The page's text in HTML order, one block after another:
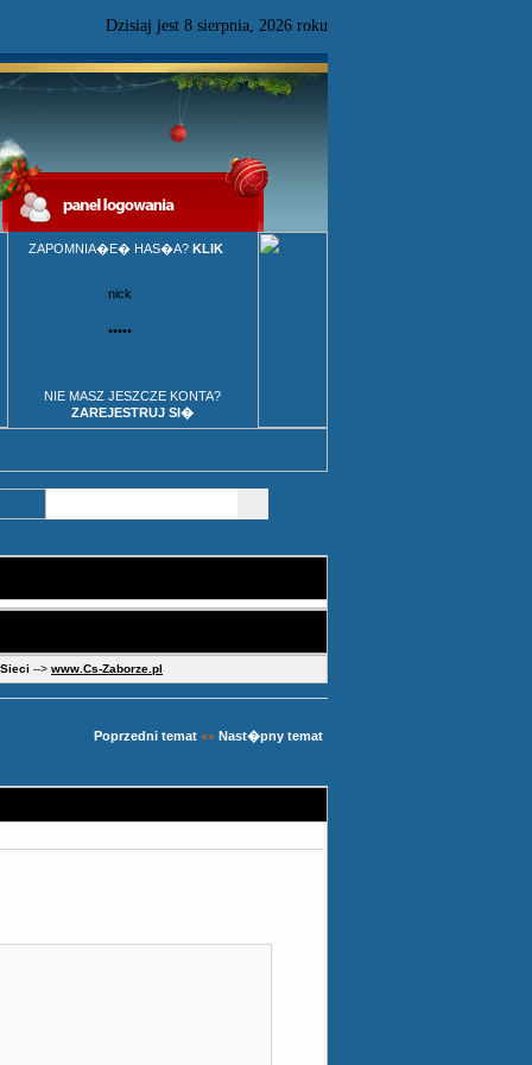
Dzisiaj jest 8 sierpnia, 2026 roku
ZAPOMNIA�E� HAS�A? KLIK
NIE MASZ JESZCZE KONTA?
ZAREJESTRUJ SI�
--> www.Cs-Zaborze.pl
Poprzedni temat «» Nast�pny temat